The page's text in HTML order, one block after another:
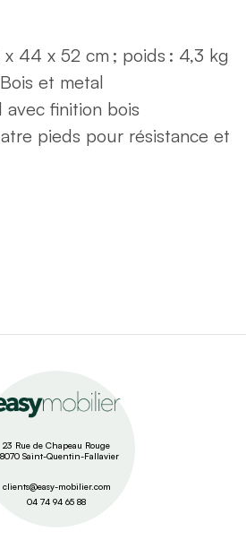
x 44 x 52 cm ; poids : 4,3 kg
et metal
avec finition bois
pieds pour résistance et
23 Rue de Chapeau Rouge
Saint-Quentin-Fallavier
clients@easy-mobilier.com
04 74 94 65 88